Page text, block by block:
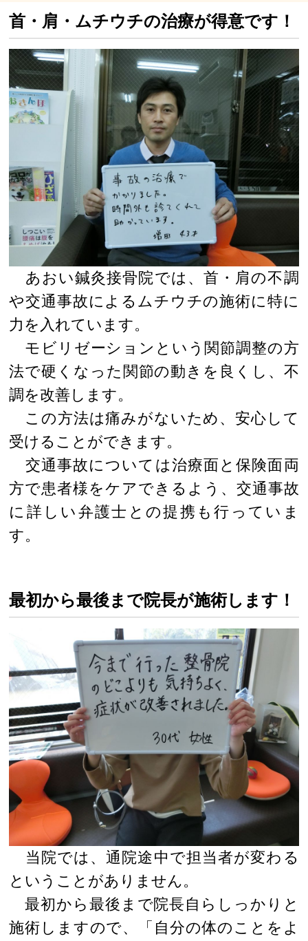
首・肩・ムチウチの治療が得意です！
あおい鍼灸接骨院では、首・肩の不調
や交通事故によるムチウチの施術に特に
力を入れています。
モビリゼーションという関節調整の方
法で硬くなった関節の動きを良くし、不
調を改善します。
この方法は痛みがないため、安心して
受けることができます。
交通事故については治療面と保険面両
方で患者様をケアできるよう、交通事故
に詳しい弁護士との提携も行っていま
す。
最初から最後まで院長が施術します！
当院では、通院途中で担当者が変わる
ということがありません。
最初から最後まで院長自らしっかりと
施術しますので、「自分の体のことをよ